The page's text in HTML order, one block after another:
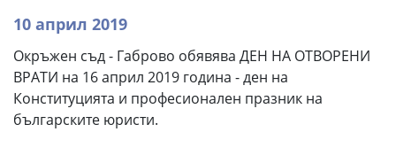
10 април 2019
Окръжен съд - Габрово обявява ДЕН НА ОТВОРЕНИ
ВРАТИ на 16 април 2019 година - ден на
Конституцията и професионален празник на
българските юристи.